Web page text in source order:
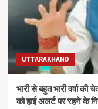
UTTARAKHAND
भारी से बहुत भारी वर्षा
को हाई अलर्ट पर रहने के